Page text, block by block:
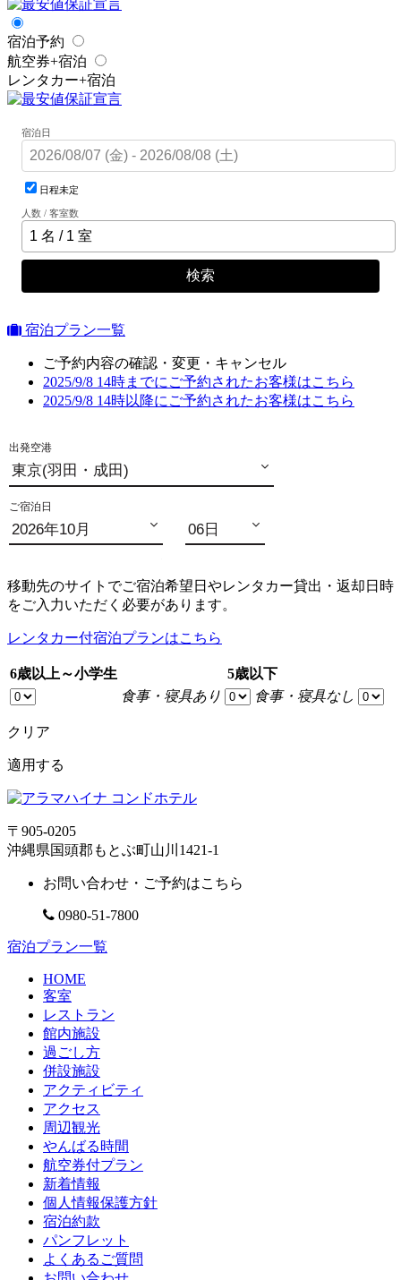
宿泊予約
航空券+宿泊
レンタカー+宿泊
宿泊日
日程未定
人数 / 客室数
検索
宿泊プラン一覧
ご予約内容の確認・変更・キャンセル
2025/9/8 14時までにご予約されたお客様はこちら
2025/9/8 14時以降にご予約されたお客様はこちら
移動先のサイトでご宿泊希望日やレンタカー貸出・返却日時
をご入力いただく必要があります。
レンタカー付宿泊プランはこちら
6歳以上～小学生
5歳以下
食事・寝具あり
食事・寝具なし
クリア
適用する
〒905-0205
沖縄県国頭郡もとぶ町山川1421-1
お問い合わせ・ご予約はこちら
0980-51-7800
宿泊プラン一覧
HOME
客室
レストラン
館内施設
過ごし方
併設施設
アクティビティ
アクセス
周辺観光
やんばる時間
航空券付プラン
新着情報
個人情報保護方針
宿泊約款
パンフレット
よくあるご質問